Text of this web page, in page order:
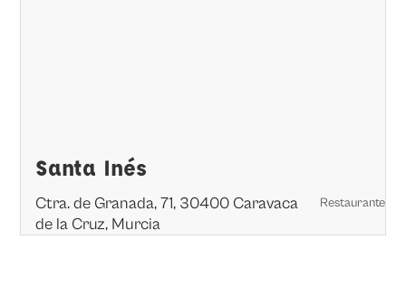
Santa Inés
Ctra. de Granada, 71, 30400 Caravaca
de la Cruz, Murcia
Restaurante